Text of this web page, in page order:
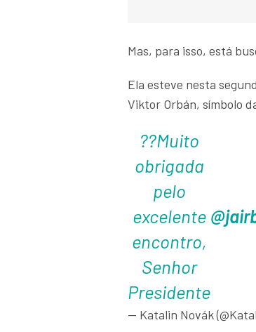
Mas, para isso, está
Ela esteve nesta
Viktor Orbán, símbolo
??Muito
obrigada
pelo
excelente
encontro,
Senhor
Presidente
— Katalin Novák